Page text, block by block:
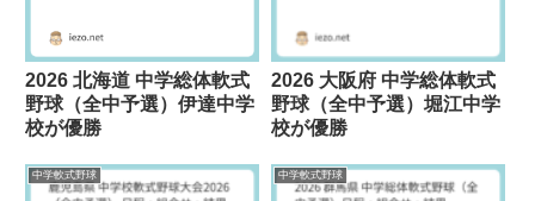
2026 北海道 中学総体軟式
野球（全中予選）伊達中学
校が優勝
2026 大阪府 中学総体軟式
野球（全中予選）堀江中学
校が優勝
中学軟式野球 中学軟式野球